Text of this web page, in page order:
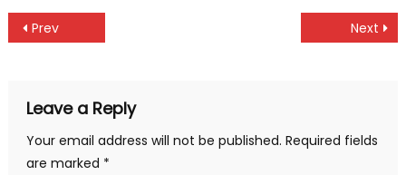
Post
Prev Next
Leave a Reply
Your email address will not be published. Required fields
are marked *